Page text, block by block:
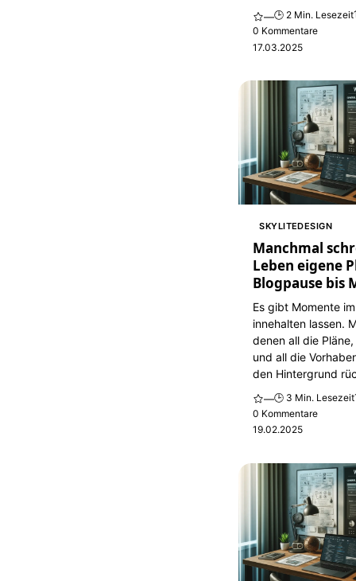
—🕒 2 Min. Lesezeit
0 Kommentare
17.03.2025
SKYLITEDESIGN
Manchmal
Leben eigene
Blogpause bis
Es gibt Momente
innehalten lassen.
denen all die
und all die
den Hintergrund
—🕒 3 Min. Lesezeit
0 Kommentare
19.02.2025